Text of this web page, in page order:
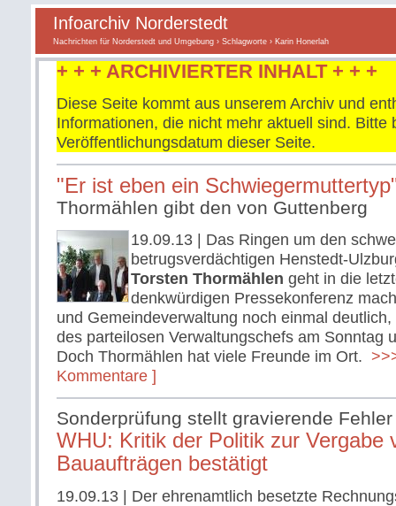
Infoarchiv Norderstedt
Nachrichten für Norderstedt und Umgebung › Schlagworte › Karin Honerlah
+ + + ARCHIVIERTER INHALT + + +
Diese Seite kommt aus unserem Archiv und
Informationen, die nicht mehr aktuell sind. Bitte
Veröffentlichungsdatum dieser Seite.
"Er ist eben ein
Thormählen gibt den von Guttenberg
19.09.13 | Das Ringen um den
betrugsverdächtigen Henstedt-
Torsten Thormählen geht in die
denkwürdigen Pressekonferenz
und Gemeindeverwaltung noch einmal
des parteilosen Verwaltungschefs am Sonntag
Doch Thormählen hat viele Freunde im Ort.
Kommentare ]
Sonderprüfung stellt gravierende
WHU: Kritik der Politik zur Vergabe
Bauaufträgen bestätigt
19.09.13 | Der ehrenamtlich besetzte